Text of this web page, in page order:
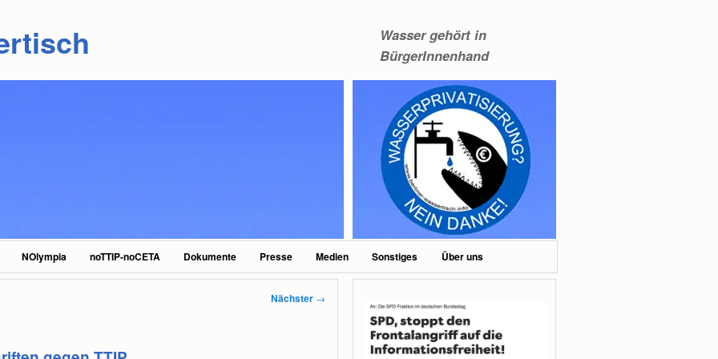
Wasser gehört in
BürgerInnenhand
NOlympia noTTIP-noCETA Dokumente Presse Medien Sonstiges Über uns
Nächster →